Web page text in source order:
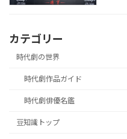
カテゴリー
時代劇の世界
時代劇作品ガイド
時代劇俳優名鑑
豆知識トップ